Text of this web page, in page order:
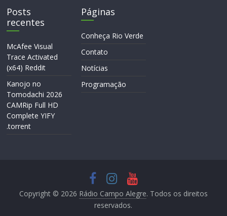
Posts
recentes
McAfee Visual
Trace Activated
(x64) Reddit
Kanojo no
Tomodachi 2026
CAMRip Full HD
Complete YIFY
.torrent
Páginas
Conheça Rio Verde
Contato
Notícias
Programação
Copyright © 2026 Rádio Campo Alegre. Todos os direitos
reservados.